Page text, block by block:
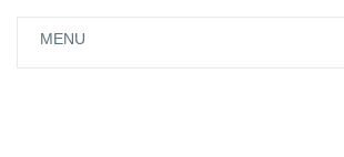
MENU